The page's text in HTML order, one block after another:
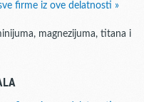
firme iz ove delatnosti »
magnezijuma, titana i